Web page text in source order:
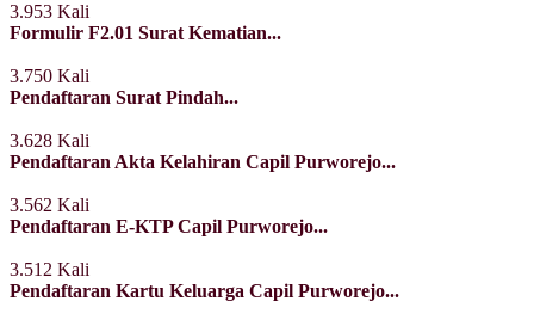
3.953 Kali
Formulir F2.01 Surat Kematian...
3.750 Kali
Pendaftaran Surat Pindah...
3.628 Kali
Pendaftaran Akta Kelahiran Capil Purworejo...
3.562 Kali
Pendaftaran E-KTP Capil Purworejo...
3.512 Kali
Pendaftaran Kartu Keluarga Capil Purworejo...